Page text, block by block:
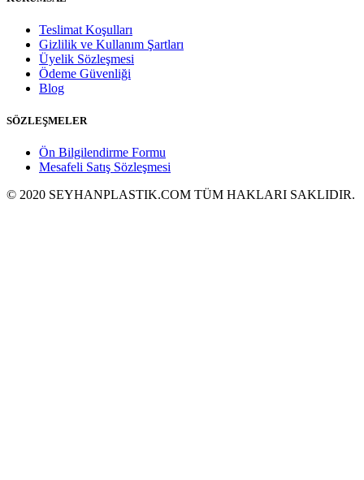
Teslimat Koşulları
Gizlilik ve Kullanım Şartları
Üyelik Sözleşmesi
Ödeme Güvenliği
Blog
SÖZLEŞMELER
Ön Bilgilendirme Formu
Mesafeli Satış Sözleşmesi
© 2020 SEYHANPLASTIK.COM TÜM HAKLARI SAKLIDIR.